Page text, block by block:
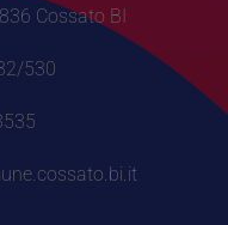
Cossato BI
530